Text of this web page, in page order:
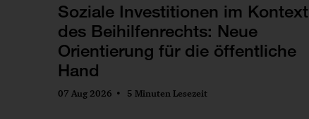
Soziale Investitionen im Kontext
des Beihilfenrechts: Neue
Orientierung für die öffentliche
Hand
07 Aug 2026 5 Minuten Lesezeit